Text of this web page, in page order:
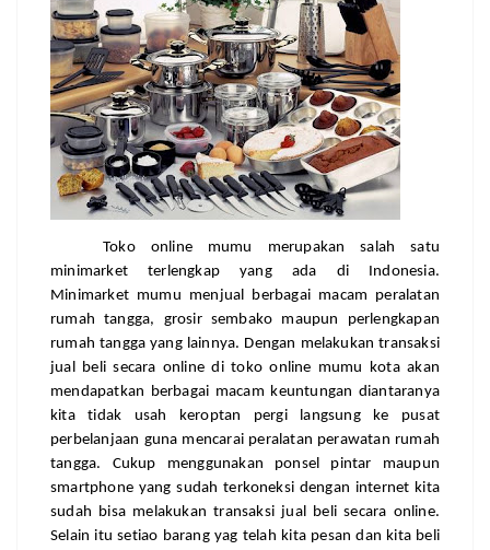
Toko online mumu merupakan salah satu
minimarket terlengkap yang ada di Indonesia.
Minimarket mumu menjual berbagai macam peralatan
rumah tangga, grosir sembako maupun perlengkapan
rumah tangga yang lainnya. Dengan melakukan transaksi
jual beli secara online di toko online mumu kota akan
mendapatkan berbagai macam keuntungan diantaranya
kita tidak usah keroptan pergi langsung ke pusat
perbelanjaan guna mencarai peralatan perawatan rumah
tangga. Cukup menggunakan ponsel pintar maupun
smartphone yang sudah terkoneksi dengan internet kita
sudah bisa melakukan transaksi jual beli secara online.
Selain itu setiao barang yag telah kita pesan dan kita beli